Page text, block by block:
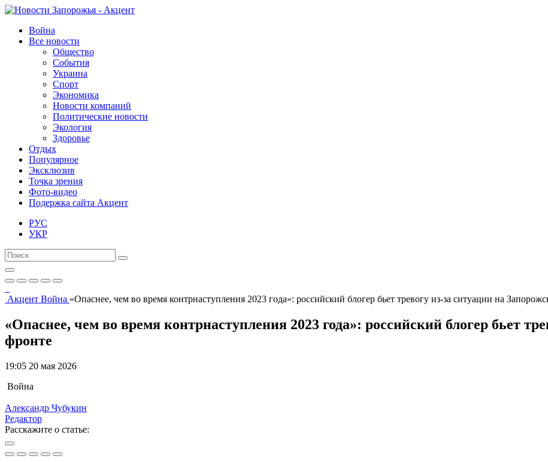
Война
Все новости
Общество
События
Украина
Спорт
Экономика
Новости компаний
Политические новости
Экология
Здоровье
Отдых
Популярное
Эксклюзив
Точка зрения
Фото-видео
Подержка сайта Акцент
РУС
УКР
Акцент Война «Опаснее, чем во время контрнаступления 2023 года»: российский блогер бьет тревогу из-за ситуации на
«Опаснее, чем во время контрнаступления 2023 года»: российский блогер бьет
фронте
19:05 20 мая 2026
Война
Александр Чубукин
Редактор
Расскажите о статье: